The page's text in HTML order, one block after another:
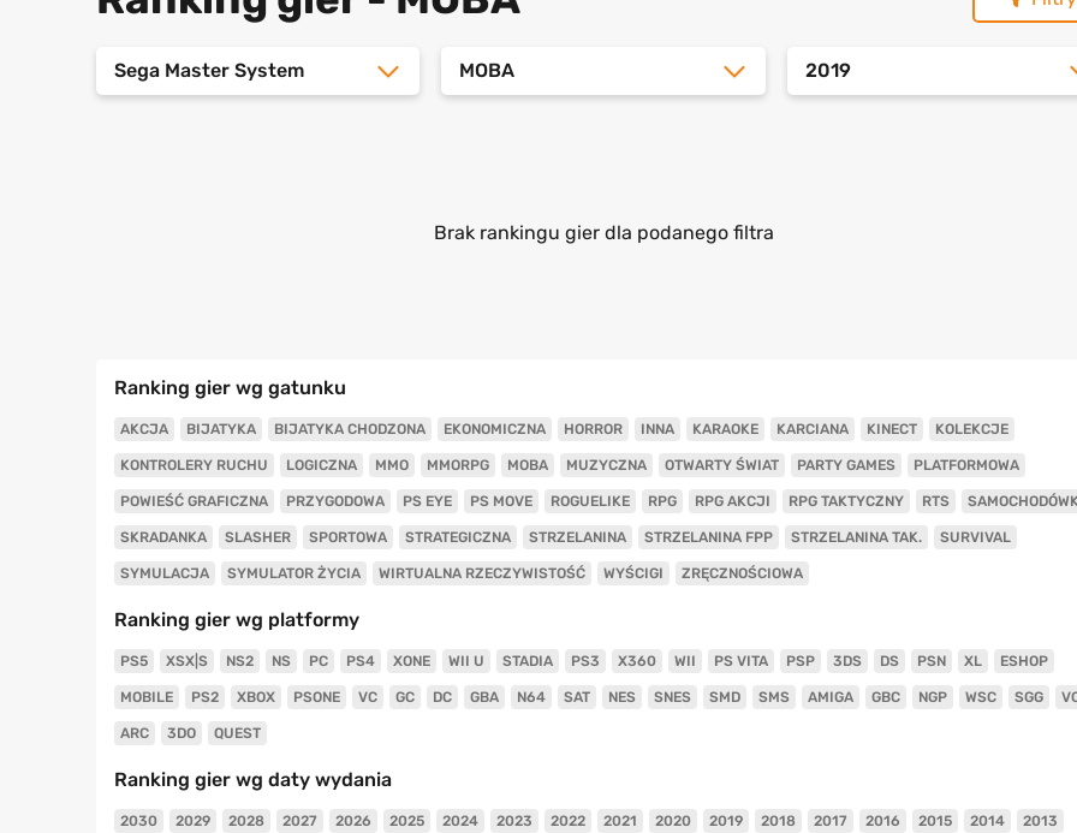
Sega Master System MOBA 2019
Brak rankingu gier dla podanego filtra
Ranking gier wg gatunku
AKCJA BIJATYKA BIJATYKA CHODZONA EKONOMICZNA HORROR INNA KARAOKE KARCIANA KINECT KOLEKCJE
KONTROLERY RUCHU LOGICZNA MMO MMORPG MOBA MUZYCZNA OTWARTY ŚWIAT PARTY GAMES PLATFORMOWA
POWIEŚĆ GRAFICZNA PRZYGODOWA PS EYE PS MOVE ROGUELIKE RPG RPG AKCJI RPG TAKTYCZNY RTS
SKRADANKA SLASHER SPORTOWA STRATEGICZNA STRZELANINA STRZELANINA FPP STRZELANINA TAK. SURVIVAL
SYMULACJA SYMULATOR ŻYCIA WIRTUALNA RZECZYWISTOŚĆ WYŚCIGI ZRĘCZNOŚCIOWA
Ranking gier wg platformy
PS5 XSX|S NS2 NS PC PS4 XONE WII U STADIA PS3 X360 WII PS VITA PSP 3DS DS PSN XL ESHOP
MOBILE PS2 XBOX PSONE VC GC DC GBA N64 SAT NES SNES SMD SMS AMIGA GBC NGP WSC SGG
ARC 3DO QUEST
Ranking gier wg daty wydania
2030 2029 2028 2027 2026 2025 2024 2023 2022 2021 2020 2019 2018 2017 2016 2015 2014 2013